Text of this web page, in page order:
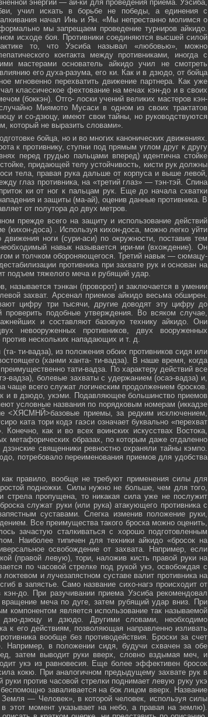
энергии — ай-ки для проведения приема. Уэсиба,
учил искать в борьбе не победы, а единения с
начал Инь и Ян. «Мы непрестанно молимся о
мы запрещаем проведение турниров айкидо.
исходе боя. Противники соединяются высшей силой
то, что Уэсиба называл «любовью», можно
контакта между противниками, иногда с
мастерами основатель айкидо учил не смотреть
его духа-разума, его ки. Как и в дзюдо, от бойца
мгновенно перехватить движение партнера. Как уже
классическое фехтование на мечах кэн-до и в своих
(боккэн). Отго- лоски учений великих мастеров кэн-
Миямото Мусаси в одном из своих трактатов
и со-дзюцу, имеют свои тайны, но руководствуются
который не выразить словами».
бойца, но и во многих канонических движениях.
к противнику, ступни под прямым углом друг к другу
перед грудью пальцами вперед) идентична стойке
придающей телу устойчивость, кисти рук должны
тела, правая рука дальше от корпуса и выше левой,
глаз противника, на «третий глаз» — тэн-тэй. Спина
ки от ног к пальцам рук. Еще до начала схватки
и защиты (ма-ай), оценив данные противника. В
от полутора до двух метров.
прежде всего на защиту и использование действий
(кихон-доса) . Используя кихон-доса, можно легко уйти
ноги (сури-аси) по окружности, поставив тем
навык называется ири-ми (вхождение). Он
и толчком обороняющегося. Третий навык — сюмацу-
противника при захвате рук и основан на
подъем тяжелого меча и рубящий удар.
тэнкан (проворот) и заключается в умении
захват. Арсенал приемов айкидо весьма обширен.
цифру три тысячи, другие доводят эту цифру до
подобные утверждения. Во всяком случае,
и составляют базовую технику айкидо. Они
невооруженных противников, двух вооруженных
нескольких нападающих и т. д.
ти-вадза), из положения обоих противников сидя или
(ханми ханта- ти-вадза). В наше время, когда
тати-вадза. По характеру действий все
вадза), болевые захваты с удержанием (осаэ-вадза) и,
чаще всего служат логическим продолжением бросков.
и в дзюдо, укэми. Подавляющее большинство приемов
условные названия по порядковым номерам (иккадзе
<ХЯСМНЙ>базовые приемы, за редким исключением,
ката тори кодэ гаэси означает буквально «перехват
как и во всех воинских искусствах Востока,
метафорических образах, по которым даже отдаленно
священники ревностно охраняли тайны кэмпо.
потребовало переименования приемов для удобства
правило, вообще не требуют применения силы для
подножки. Силы нужно не больше, чем для того,
стрела пропущена, то никакая сила уже не послужит
служат руки (или рука) атакующего противника с
суставами. Слегка изменив положение руки,
Все преимущества такого броска можно оценить,
зачастую сталкиваться с хорошо подготовленным
Наиболее типичен для техники айкидо «бросок на
освобождение от захвата. Например, если
(правой левую), тори, наложив кисть правой руки на
по часовой стрелке под рукой укэ, освобождая с
и лучезапястном суставе валит противника на
в запястье. Само название сихо-нагэ происходит от
до. При разучивании приема Уэсиба рекомендовал
меча по дуге, затем рубящий удар вниз. При
компонентом является использование так называемой
дзюцу и дзюдо. Другими словами, необходимо
к его действиям, позволяющая направленно изливать
вообще без противодействия. Броски за счет
Например, в положении сидя, будучи схвачен за обе
затем выводит руки вверх, словно вздымая меч, и
укэ из равновесия. Еще более эффективен бросок
кокю. При аналогичном предыдущему захвате рук в
против часовой стрелки поднимает левую руку укэ
заваливается на бок лицом вверх. Название
— Человек», в которой человек, используя силы
этот момент указывает на небо, а правая на землю).